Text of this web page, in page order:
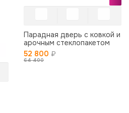
Парадная дверь с ковкой и
арочным стеклопакетом
52 800 ₽
64 400